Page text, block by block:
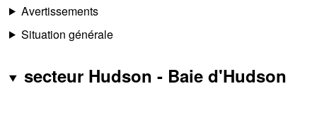
Avertissements
Situation générale
secteur Hudson - Baie d'Hudson